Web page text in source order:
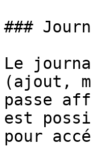
###
Le
(ajout,
passe
est
pour